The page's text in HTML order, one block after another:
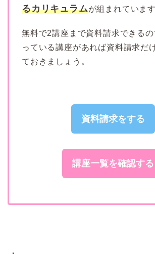
るカリキュラムが組まれています
無料で2講座まで資料請求できる
っている講座があれば資料請求だ
ておきましょう。
資料請求をする
講座一覧を確認する